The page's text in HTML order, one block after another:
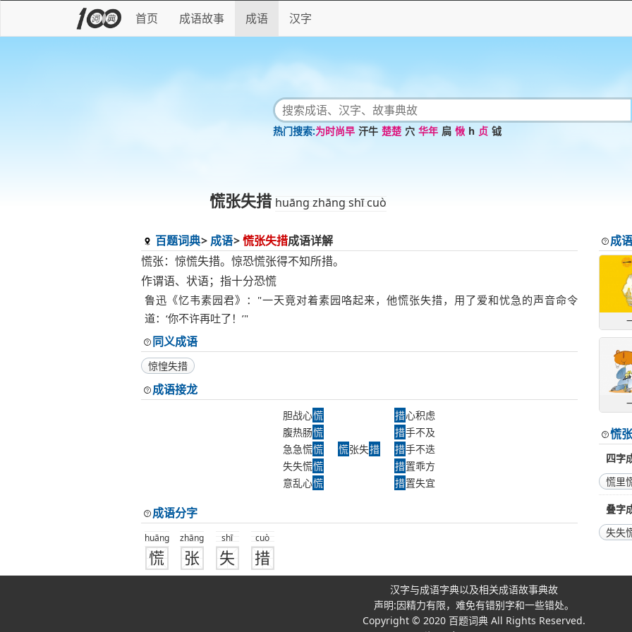
首页 成语故事 成语 汉字
为时尚早 汗牛 楚楚 穴 华年 扃 愀 h 贞 钺
慌张失措 huāng zhāng shī cuò
百题词典 成语 慌张失措成语详解
慌张：惊慌失措。惊恐慌张得不知所措。
作谓语、状语；指十分恐慌
鲁迅《忆韦素园君》："一天竟对着素园咯起来，他慌张失措，用了爱和忧急的声音命令
道：‘你不许再吐了！’"
同义成语
惊惶失措
成语接龙
胆战心慌
腹热肠慌
急急慌慌
失失慌慌
意乱心慌
慌张失措
措心积虑
措手不及
措手不迭
措置乖方
措置失宜
成语分字
huāng
慌
zhāng
张
shī
失
cuò
措
成
慌
四字
慌里
叠字
失失
汉字与成语字典以及相关成语故事典故
声明:因精力有限，难免有错别字和一些错处。
Copyright © 2020 百题词典 All Rights Reserved.